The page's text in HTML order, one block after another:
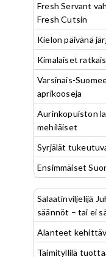
Fresh Servant
Fresh Cutsin
Kielon päivänä
Kimalaiset
Varsinais-
aprikooseja
Aurinkopuiston
mehiläiset
Syrjälät
Ensimmäiset
Salaatinviljelijä
säännöt – tai ei
Alanteet
Taimityllilä